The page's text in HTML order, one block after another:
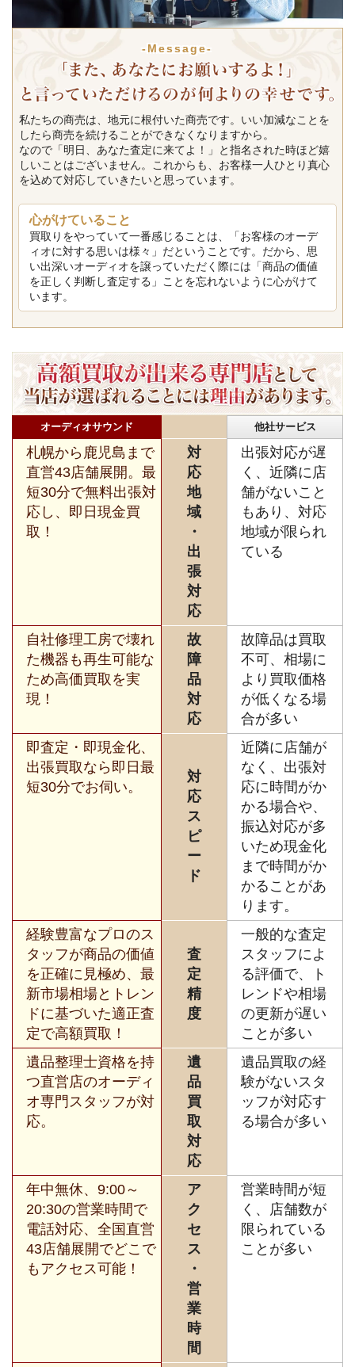
-Message-
私たちの商売は、地元に根付いた商売です。いい加減なことを
したら商売を続けることができなくなりますから。
なので「明日、あなた査定に来てよ！」と指名された時ほど嬉
しいことはございません。これからも、お客様一人ひとり真心
を込めて対応していきたいと思っています。
心がけていること
買取りをやっていて一番感じることは、「お客様のオーデ
ィオに対する思いは様々」だということです。だから、思
い出深いオーディオを譲っていただく際には「商品の価値
を正しく判断し査定する」ことを忘れないように心がけて
います。
オーディオサウンド 他社サービス
札幌から鹿児島まで
直営43店舗展開。最
短30分で無料出張対
応し、即日現金買
取！
対
応
地
域
・
出
張
対
応
出張対応が遅
く、近隣に店
舗がないこと
もあり、対応
地域が限られ
ている
自社修理工房で壊れ
た機器も再生可能な
ため高価買取を実
現！
故
障
品
対
応
故障品は買取
不可、相場に
より買取価格
が低くなる場
合が多い
即査定・即現金化、
出張買取なら即日最
短30分でお伺い。
対
応
ス
ピ
ー
ド
近隣に店舗が
なく、出張対
応に時間がか
かる場合や、
振込対応が多
いため現金化
まで時間がか
かることがあ
ります。
経験豊富なプロのス
タッフが商品の価値
を正確に見極め、最
新市場相場とトレン
ドに基づいた適正査
定で高額買取！
査
定
精
度
一般的な査定
スタッフによ
る評価で、ト
レンドや相場
の更新が遅い
ことが多い
遺品整理士資格を持
つ直営店のオーディ
オ専門スタッフが対
応。
遺
品
買
取
対
応
遺品買取の経
験がないスタ
ッフが対応す
る場合が多い
年中無休、9:00～
20:30の営業時間で
電話対応、全国直営
43店舗展開でどこで
もアクセス可能！
ア
ク
セ
ス
・
営
業
時
間
営業時間が短
く、店舗数が
限られている
ことが多い